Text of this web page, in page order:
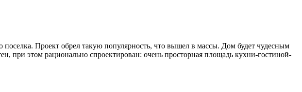
поселка. Проект обрел такую популярность, что вышел в массы. Дом будет чудесным
этом рационально спроектирован: очень просторная площадь кухни-гостиной-